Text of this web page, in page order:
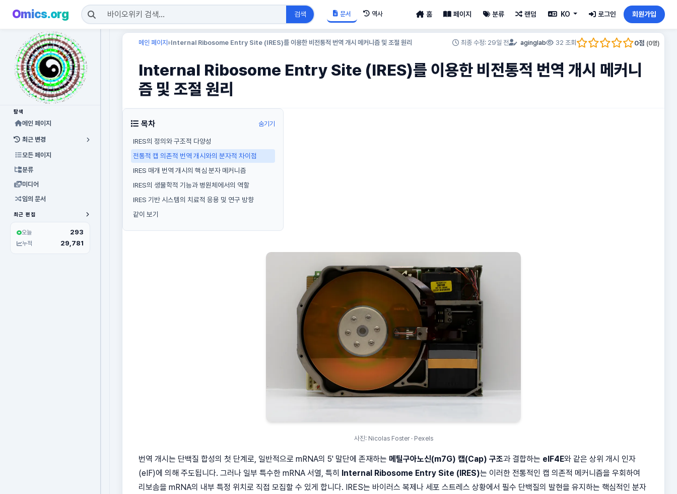
Omics.org 검색 문서 역사 홈 페이지 분류 랜덤 KO 로그인 회원가입
탐색
메인 페이지
최근 변경
모든 페이지
분류
미디어
임의 문서
최근 편집
오늘 293
누적 29,781
메인 페이지 »Internal Ribosome Entry Site (IRES)를 이용한 비전통적 번역 개시 메커니즘 및 조절 원리 최종 수정: 29일 전 aginglab 32 조회 0점 (0명)
Internal Ribosome Entry Site (IRES)를 이용한 비전통적 번역 개시 메커니
즘 및 조절 원리
목차 숨기기
IRES의 정의와 구조적 다양성
전통적 캡 의존적 번역 개시와의 분자적 차이점
IRES 매개 번역 개시의 핵심 분자 메커니즘
IRES의 생물학적 기능과 병원체에서의 역할
IRES 기반 시스템의 치료적 응용 및 연구 방향
같이 보기
사진: Nicolas Foster · Pexels
번역 개시는 단백질 합성의 첫 단계로, 일반적으로 mRNA의 5' 말단에 존재하는 메틸구아노신(m7G) 캡(Cap) 구조과 결합하는 eIF4E와 같은 상위 개시 인자
(eIF)에 의해 주도됩니다. 그러나 일부 특수한 mRNA 서열, 특히
Internal Ribosome Entry Site (IRES)는 이러한 전통적인 캡 의존적 메커니즘을 우회하여
리보솜을 mRNA의 내부 특정 위치로 직접 모집할 수 있게 합니다. IRES는 바이러스 복제나 세포 스트레스 상황에서 필수 단백질의 발현을 유지하는 핵심적인 분자